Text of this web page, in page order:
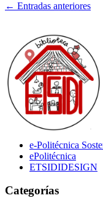
← Entradas anteriores
e-Politécnica
ePolitécnica
ETSIDIDESIGN
Categorías